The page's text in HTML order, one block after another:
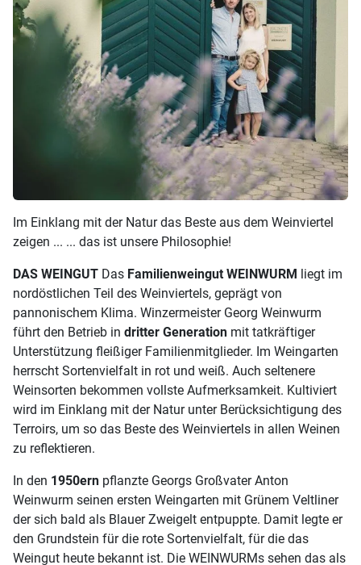
Im Einklang mit der Natur das Beste aus dem Weinviertel
zeigen ... ... das ist unsere Philosophie!
DAS WEINGUT Das Familienweingut WEINWURM liegt im
nordöstlichen Teil des Weinviertels, geprägt von
pannonischem Klima. Winzermeister Georg Weinwurm
führt den Betrieb in dritter Generation mit tatkräftiger
Unterstützung fleißiger Familienmitglieder. Im Weingarten
herrscht Sortenvielfalt in rot und weiß. Auch seltenere
Weinsorten bekommen vollste Aufmerksamkeit. Kultiviert
wird im Einklang mit der Natur unter Berücksichtigung des
Terroirs, um so das Beste des Weinviertels in allen Weinen
zu reflektieren.
In den 1950ern pflanzte Georgs Großvater Anton
Weinwurm seinen ersten Weingarten mit Grünem Veltliner
der sich bald als Blauer Zweigelt entpuppte. Damit legte er
den Grundstein für die rote Sortenvielfalt, für die das
Weingut heute bekannt ist. Die WEINWURMs sehen das als